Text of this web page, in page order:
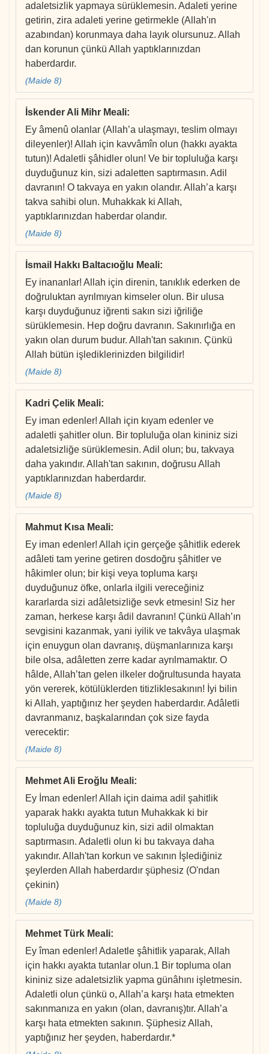
adaletsizlik yapmaya sürüklemesin. Adaleti yerine
getirin, zira adaleti yerine getirmekle (Allah'ın
azabından) korunmaya daha layık olursunuz. Allah
dan korunun çünkü Allah yaptıklarınızdan
haberdardır.
(Maide 8)
İskender Ali Mihr Meali:
Ey âmenû olanlar (Allah’a ulaşmayı, teslim olmayı
dileyenler)! Allah için kavvâmîn olun (hakkı ayakta
tutun)! Adaletli şâhidler olun! Ve bir topluluğa karşı
duyduğunuz kin, sizi adaletten saptırmasın. Adil
davranın! O takvaya en yakın olandır. Allah’a karşı
takva sahibi olun. Muhakkak ki Allah,
yaptıklarınızdan haberdar olandır.
(Maide 8)
İsmail Hakkı Baltacıoğlu Meali:
Ey inananlar! Allah için direnin, tanıklık ederken de
doğruluktan ayrılmıyan kimseler olun. Bir ulusa
karşı duyduğunuz iğrenti sakın sizi iğriliğe
sürüklemesin. Hep doğru davranın. Sakınırlığa en
yakın olan durum budur. Allah'tan sakının. Çünkü
Allah bütün işlediklerinizden bilgilidir!
(Maide 8)
Kadri Çelik Meali:
Ey iman edenler! Allah için kıyam edenler ve
adaletli şahitler olun. Bir topluluğa olan kininiz sizi
adaletsizliğe sürüklemesin. Adil olun; bu, takvaya
daha yakındır. Allah'tan sakının, doğrusu Allah
yaptıklarınızdan haberdardır.
(Maide 8)
Mahmut Kısa Meali:
Ey iman edenler! Allah için gerçeğe şâhitlik ederek
adâleti tam yerine getiren dosdoğru şâhitler ve
hâkimler olun; bir kişi veya topluma karşı
duyduğunuz öfke, onlarla ilgili vereceğiniz
kararlarda sizi adâletsizliğe sevk etmesin! Siz her
zaman, herkese karşı âdil davranın! Çünkü Allah’ın
sevgisini kazanmak, yani iyilik ve takvâya ulaşmak
için enuygun olan davranış, düşmanlarınıza karşı
bile olsa, adâletten zerre kadar ayrılmamaktır. O
hâlde, Allah’tan gelen ilkeler doğrultusunda hayata
yön vererek, kötülüklerden titizliklesakının! İyi bilin
ki Allah, yaptığınız her şeyden haberdardır. Adâletli
davranmanız, başkalarından çok size fayda
verecektir:
(Maide 8)
Mehmet Ali Eroğlu Meali:
Ey İman edenler! Allah için daima adil şahitlik
yaparak hakkı ayakta tutun Muhakkak ki bir
topluluğa duyduğunuz kin, sizi adil olmaktan
saptırmasın. Adaletli olun ki bu takvaya daha
yakındır. Allah'tan korkun ve sakının İşlediğiniz
şeylerden Allah haberdardır şüphesiz (O'ndan
çekinin)
(Maide 8)
Mehmet Türk Meali:
Ey îman edenler! Adaletle şâhitlik yaparak, Allah
için hakkı ayakta tutanlar olun.1 Bir topluma olan
kininiz size adaletsizlik yapma günâhını işletmesin.
Adaletli olun çünkü o, Allah’a karşı hata etmekten
sakınmanıza en yakın (olan, davranış)tır. Allah’a
karşı hata etmekten sakının. Şüphesiz Allah,
yaptığınız her şeyden, haberdardır.*